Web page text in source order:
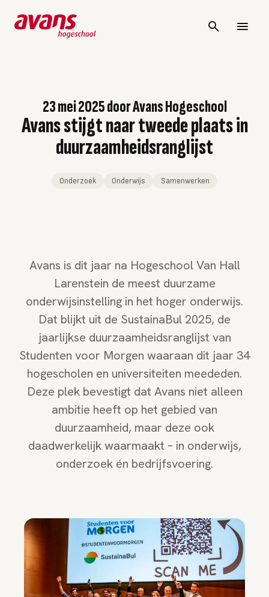
23 mei 2025doorAvans Hogeschool
Avans stijgt naar tweede plaats in
duurzaamheidsranglijst
Onderzoek Onderwijs Samenwerken
Avans is dit jaar na Hogeschool Van Hall
Larenstein de meest duurzame
onderwijsinstelling in het hoger onderwijs.
Dat blijkt uit de SustainaBul 2025, de
jaarlijkse duurzaamheidsranglijst van
Studenten voor Morgen waaraan dit jaar 34
hogescholen en universiteiten meededen.
Deze plek bevestigt dat Avans niet alleen
ambitie heeft op het gebied van
duurzaamheid, maar deze ook
daadwerkelijk waarmaakt – in onderwijs,
onderzoek én bedrijfsvoering.